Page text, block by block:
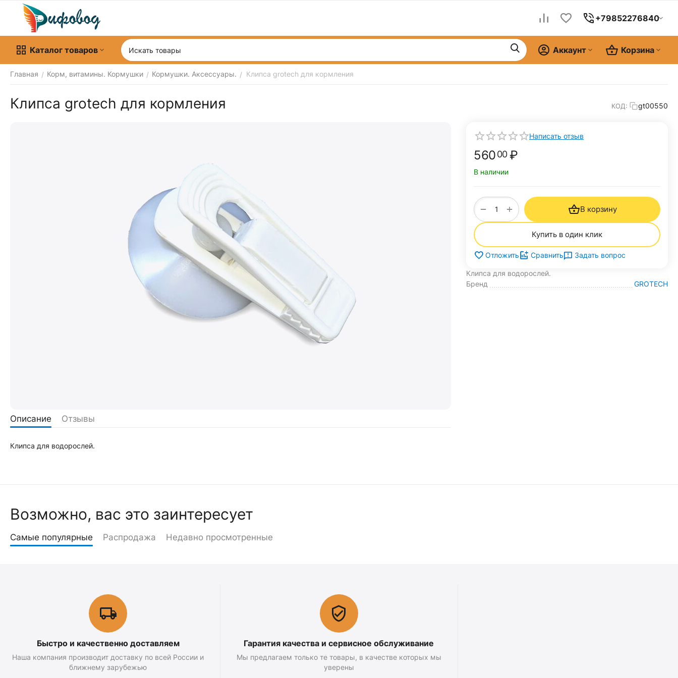
+79852276840
Каталог товаров Корзина
Аккаунт
Главная / Корм, витамины. Кормушки / Кормушки. Аксессуары. / Клипса grotech для кормления
Клипса grotech для кормления КОД: gt00550
Написать отзыв
56000 ₽
В наличии
+
− В корзину
Купить в один клик
Отложить Сравнить Задать вопрос
Клипса для водорослей.
Бренд
GROTECH
Описание Отзывы
Клипса для водорослей.
Возможно, вас это заинтересует
Самые популярные Распродажа Недавно просмотренные
Быстро и качественно доставляем
Наша компания производит доставку по всей России и
ближнему зарубежью
Гарантия качества и сервисное обслуживание
Мы предлагаем только те товары, в качестве которых мы
уверены